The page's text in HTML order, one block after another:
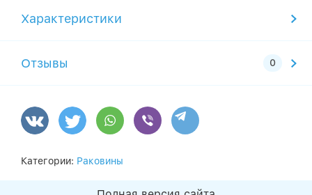
Характеристики
Отзывы
Категории: Раковины